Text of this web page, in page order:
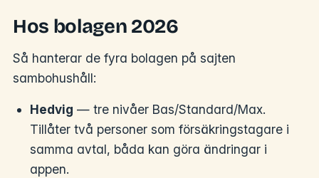
Hos bolagen 2026
Så hanterar de fyra bolagen på sajten
sambohushåll:
Hedvig — tre nivåer Bas/Standard/Max.
Tillåter två personer som försäkringstagare i
samma avtal, båda kan göra ändringar i
appen.